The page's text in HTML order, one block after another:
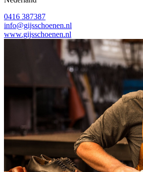
0416 387387
info@gijsschoenen.nl
www.gijsschoenen.nl